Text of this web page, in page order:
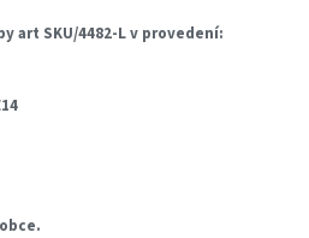
art SKU/4482-L v provedení: